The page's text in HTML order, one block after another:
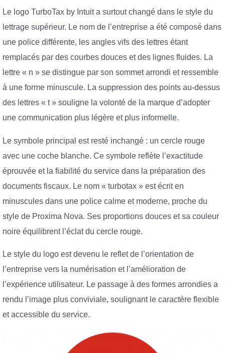
Le logo TurboTax by Intuit a surtout changé dans le style du
lettrage supérieur. Le nom de l’entreprise a été composé dans
une police différente, les angles vifs des lettres étant
remplacés par des courbes douces et des lignes fluides. La
lettre « n » se distingue par son sommet arrondi et ressemble
à une forme minuscule. La suppression des points au-dessus
des lettres « t » souligne la volonté de la marque d’adopter
une communication plus légère et plus informelle.
Le symbole principal est resté inchangé : un cercle rouge
avec une coche blanche. Ce symbole reflète l’exactitude
éprouvée et la fiabilité du service dans la préparation des
documents fiscaux. Le nom « turbotax » est écrit en
minuscules dans une police calme et moderne, proche du
style de Proxima Nova. Ses proportions douces et sa couleur
noire équilibrent l’éclat du cercle rouge.
Le style du logo est devenu le reflet de l’orientation de
l’entreprise vers la numérisation et l’amélioration de
l’expérience utilisateur. Le passage à des formes arrondies a
rendu l’image plus conviviale, soulignant le caractère flexible
et accessible du service.